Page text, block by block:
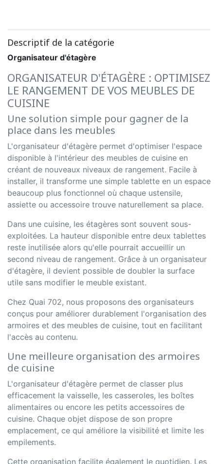
Descriptif de la catégorie
Organisateur d'étagère
ORGANISATEUR D'ÉTAGÈRE : OPTIMISEZ
LE RANGEMENT DE VOS MEUBLES DE
CUISINE
Une solution simple pour gagner de la
place dans les meubles
L'organisateur d'étagère permet d'optimiser l'espace
disponible à l'intérieur des meubles de cuisine en
créant de nouveaux niveaux de rangement. Facile à
installer, il transforme une simple tablette en un espace
beaucoup plus fonctionnel où chaque ustensile,
assiette ou accessoire trouve naturellement sa place.
Dans une cuisine, les étagères sont souvent sous-
exploitées. La hauteur disponible entre deux tablettes
reste inutilisée alors qu'elle pourrait accueillir un
second niveau de rangement. Grâce à un organisateur
d'étagère, il devient possible de doubler la surface
utile sans modifier le meuble existant.
Chez Quai 702, nous proposons des organisateurs
conçus pour améliorer durablement l'organisation des
armoires et des meubles de cuisine, tout en facilitant
l'accès au contenu.
Une meilleure organisation des armoires
de cuisine
L'organisateur d'étagère permet de classer plus
efficacement la vaisselle, les casseroles, les boîtes
alimentaires ou encore les petits accessoires de
cuisine. Chaque objet dispose de son propre
emplacement, ce qui améliore la visibilité et limite les
empilements.
Cette organisation facilite également le quotidien. Les